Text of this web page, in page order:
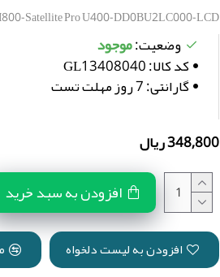
Satellite Pro U400-DD0BU2LC000-LCD
وضعیت:موجود
کد کالا:GL13408040
گارانتی:7 روز مهلت تست
348,800 ریال
افزودن به سبد خرید
افزودن به لیست دلخواه